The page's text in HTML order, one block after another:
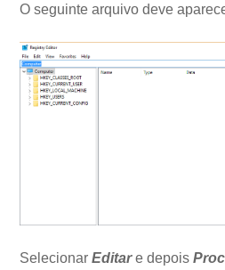
O seguinte arquivo deve
SelecionarEditare depois